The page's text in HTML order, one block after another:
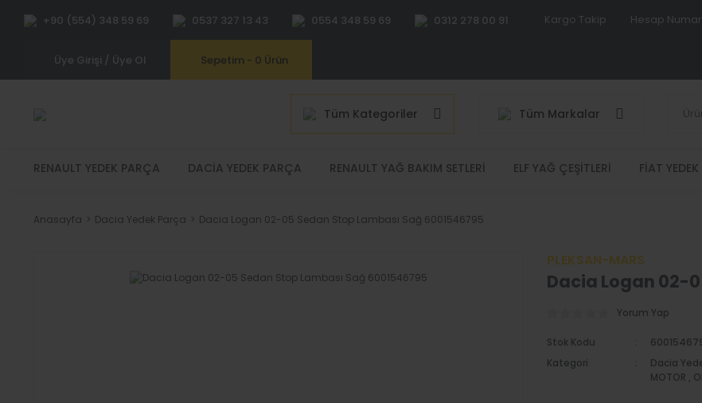
+90 (554) 348 59 69 0537 327 13 43 0554 348 59 69 0312 278 00 91 Kargo Takip Hesap
Üye Girişi / Üye Ol Sepetim - 0 Ürün
Tüm Kategoriler Tüm Markalar
RENAULT YEDEK PARÇA DACIA YEDEK PARÇA RENAULT YAĞ BAKIM SETLERI ELF YAĞ ÇEŞITLERI FIAT
Anasayfa Dacia Yedek Parça Dacia Logan 02-05 Sedan Stop Lambası Sağ 6001546795
PLEKSAN-MARS
Dacia Logan 02-
Yorum Yap
Stok Kodu
Kategori
Dacia
MOTOR ,